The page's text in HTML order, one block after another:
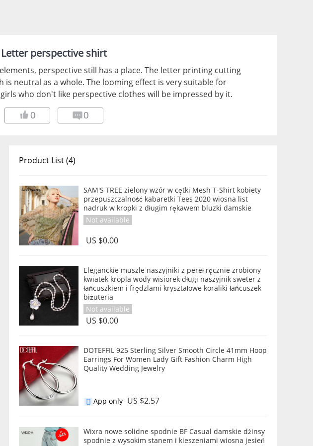
Letter perspective shirt
perspective still has a place. The letter printing cutting
neutral as a whole. The looming effect is very suitable for
who don't like perspective clothes will be impressed by it.
0 0
Product List (4)
SAM'S TREE zielony wzór w cętki Mesh T-Shirt kobiety
przepuszczalność kabaretki Tees 2020 wiosna list
nadruk w kropki z długim rękawem bluzki damskie
Not available
US $0.00
Eleganckie muszle naszyjniki z pereł ręcznie zrobiony
kwiatek kropla wody wisiorek długi naszyjnik sweter z
łańcuszkiem i frędzlami kryształowe koraliki łańcuszek
biżuteria
Not available
US $0.00
DOTEFFIL 925 Sterling Silver Smooth Circle 41mm Hoop
Earrings For Women Lady Gift Fashion Charm High
Quality Wedding Jewelry
App only US $2.57
Wixra nowe solidne spodnie BF Casual damskie dżinsy
spodnie z wysokim stanem i kieszeniami wiosna jesień